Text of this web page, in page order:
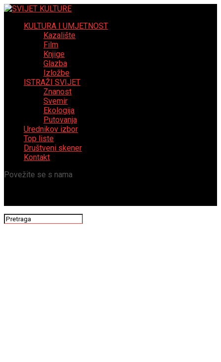
KULTURA I UMJETNOST
Kazalište
Film
Knjige
Glazba
Izložbe
ISTRAŽI SVIJET
Znanost
Svemir
Ekologija
Putovanja
Urednikov izbor
Top liste
Društveni skener
Kontakt
Povežite se s nama